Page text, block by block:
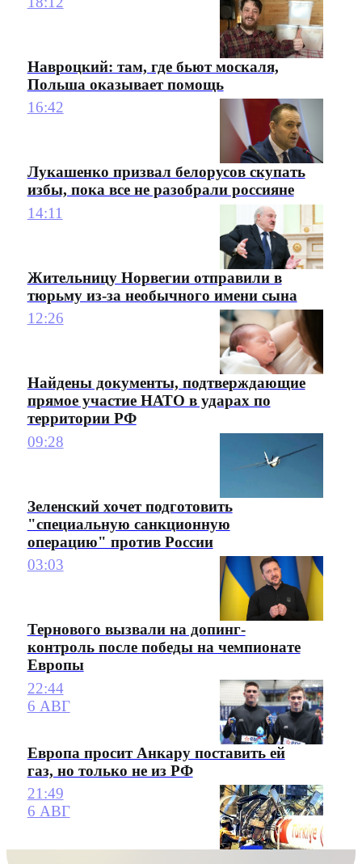
Навроцкий: там, где бьют москаля,
Польша оказывает помощь
16:42
Лукашенко призвал белорусов скупать
избы, пока все не разобрали россияне
14:11
Жительницу Норвегии отправили в
тюрьму из-за необычного имени сына
12:26
Найдены документы, подтверждающие
прямое участие НАТО в ударах по
территории РФ
09:28
Зеленский хочет подготовить
"специальную санкционную
операцию" против России
03:03
Тернового вызвали на допинг-
контроль после победы на чемпионате
Европы
22:44
6 АВГ
Европа просит Анкару поставить ей
газ, но только не из РФ
21:49
6 АВГ